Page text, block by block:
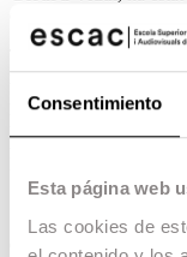
Consentimiento
Esta página web
Las cookies de
Tahrib ha participat en
nacionals i
30 premis. El
l’equip tècnic està
Cada any, milers